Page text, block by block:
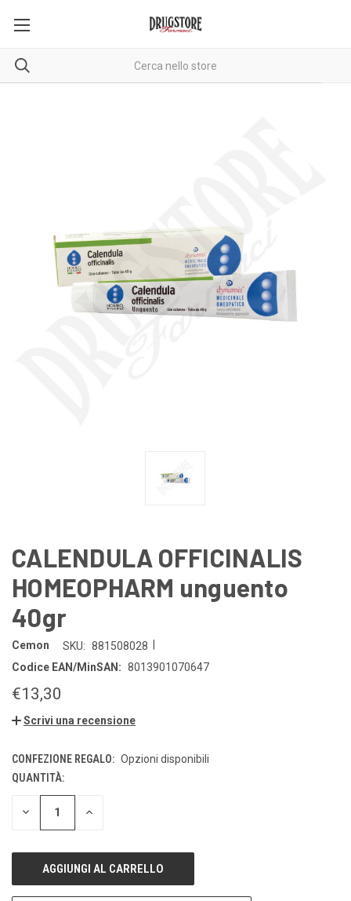
CALENDULA OFFICINALIS
HOMEOPHARM unguento
40gr
Cemon SKU: 881508028
Codice EAN/MinSAN: 8013901070647
€13,30
Scrivi una recensione
CONFEZIONE REGALO: Opzioni disponibili
DISPONIBILITÀ
ATTUALE:
QUANTITÀ:
DIMINUISCI
QUANTITÀ
UNDEFINED
AUMENTA
UNDEFINED